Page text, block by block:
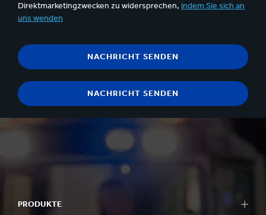
Direktmarketingzwecken zu widersprechen, indem Sie sich an
uns wenden
PRODUKTE